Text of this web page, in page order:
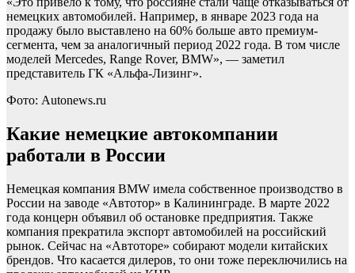
немецких автомобилей. Например, в январе 2023 года на
продажу было выставлено на 60% больше авто премиум-
сегмента, чем за аналогичный период 2022 года. В том числе
моделей Mercedes, Range Rover, BMW», — заметил
представитель ГК «Альфа-Лизинг».
Фото: Autonews.ru
Какие немецкие автокомпании
работали в России
Немецкая компания BMW имела собственное производство в
России на заводе «Автотор» в Калининграде. В марте 2022
года концерн объявил об остановке предприятия. Также
компания прекратила экспорт автомобилей на российский
рынок. Сейчас на «Автоторе» собирают модели китайских
брендов. Что касается дилеров, то они тоже переключились на